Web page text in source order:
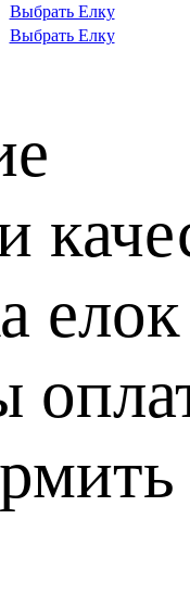
Выбрать Елку
Выбрать Елку
елок